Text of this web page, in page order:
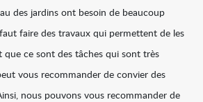
des jardins ont besoin de beaucoup
faire des travaux qui permettent de les
que ce sont des tâches qui sont très
vous recommander de convier des
nous pouvons vous recommander de